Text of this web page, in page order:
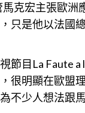
克宏主張歐
只是他以法國
節目La Faute
很明顯在歐盟
少人想法跟馬